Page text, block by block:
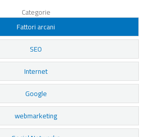
Categorie
Fattori arcani
SEO
Internet
Google
webmarketing